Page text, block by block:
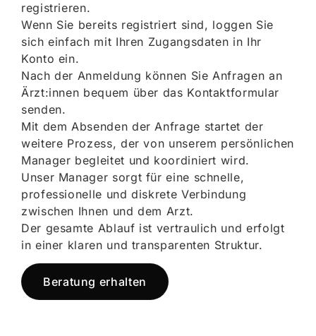
registrieren.
Wenn Sie bereits registriert sind, loggen Sie
sich einfach mit Ihren Zugangsdaten in Ihr
Konto ein.
Nach der Anmeldung können Sie Anfragen an
Ärzt:innen bequem über das Kontaktformular
senden.
Mit dem Absenden der Anfrage startet der
weitere Prozess, der von unserem persönlichen
Manager begleitet und koordiniert wird.
Unser Manager sorgt für eine schnelle,
professionelle und diskrete Verbindung
zwischen Ihnen und dem Arzt.
Der gesamte Ablauf ist vertraulich und erfolgt
in einer klaren und transparenten Struktur.
Beratung erhalten